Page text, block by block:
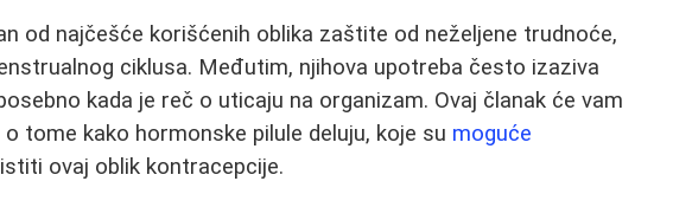
od najčešće korišćenih oblika zaštite od neželjene trudnoće,
ciklusa. Međutim, njihova upotreba često izaziva
kada je reč o uticaju na organizam. Ovaj članak će vam
tome kako hormonske pilule deluju, koje su moguće
ovaj oblik kontracepcije.